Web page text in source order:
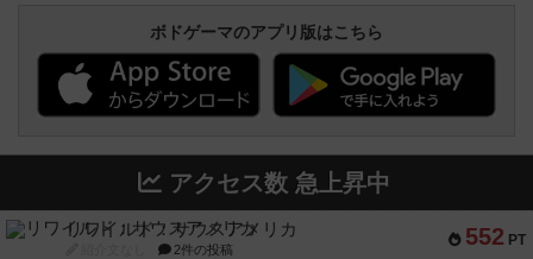
ボドゲーマのアプリ版はこちら
アクセス数 急上昇中
552 PT
リワイルド：サウスアメリカ
2件の投稿